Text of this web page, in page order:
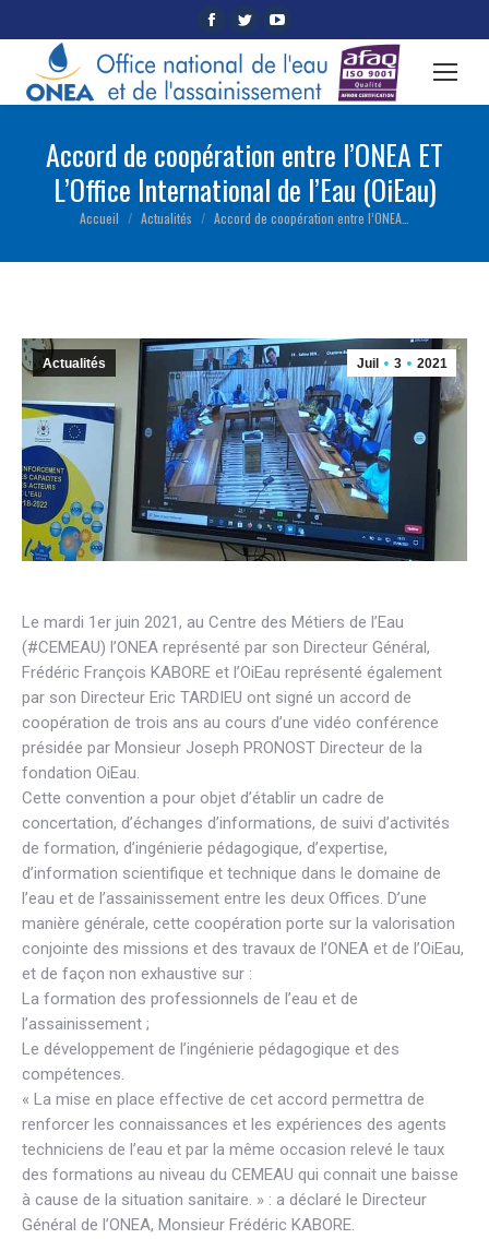
Facebook
opens
in
window
Twitter
opens
in
window
opens
in
window
Accord de coopération entre l’ONEA ET
L’Office International de l’Eau (OiEau)
Vous êtes ici :
Accueil Actualités Accord de coopération entre l’ONEA…
Juil 3 2021
Actualités
Le mardi 1er juin 2021, au Centre des Métiers de l’Eau
(#CEMEAU) l’ONEA représenté par son Directeur Général,
Frédéric François KABORE et l’OiEau représenté également
par son Directeur Eric TARDIEU ont signé un accord de
coopération de trois ans au cours d’une vidéo conférence
présidée par Monsieur Joseph PRONOST Directeur de la
fondation OiEau.
Cette convention a pour objet d’établir un cadre de
concertation, d’échanges d’informations, de suivi d’activités
de formation, d’ingénierie pédagogique, d’expertise,
d’information scientifique et technique dans le domaine de
l’eau et de l’assainissement entre les deux Offices. D’une
manière générale, cette coopération porte sur la valorisation
conjointe des missions et des travaux de l’ONEA et de l’OiEau,
et de façon non exhaustive sur :
La formation des professionnels de l’eau et de
l’assainissement ;
Le développement de l’ingénierie pédagogique et des
compétences.
« La mise en place effective de cet accord permettra de
renforcer les connaissances et les expériences des agents
techniciens de l’eau et par la même occasion relevé le taux
des formations au niveau du CEMEAU qui connait une baisse
à cause de la situation sanitaire. » : a déclaré le Directeur
Général de l’ONEA, Monsieur Frédéric KABORE.